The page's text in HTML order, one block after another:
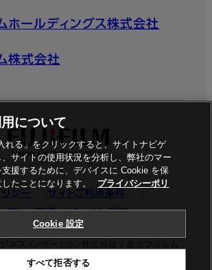
ホールディングス株式会社
株式会社
シー
サイトご利用条件
ア
商標 Cookie設定
ョンジャパン株式会社
について
れる」をクリックすると、サイトナビゲ
サイトの使用状況を分析し、弊社のマー
援するために、デバイスに Cookie を保
たことになります。
プライバシーポリ
Cookie 設定
すべて拒否する